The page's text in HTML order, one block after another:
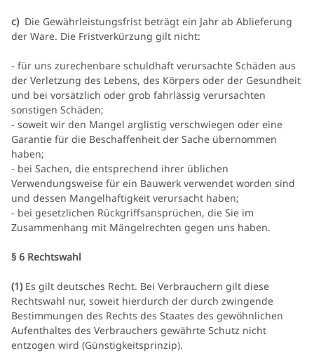
c) Die Gewährleistungsfrist beträgt ein Jahr ab Ablieferung
der Ware. Die Fristverkürzung gilt nicht:
- für uns zurechenbare schuldhaft verursachte Schäden aus
der Verletzung des Lebens, des Körpers oder der Gesundheit
und bei vorsätzlich oder grob fahrlässig verursachten
sonstigen Schäden;
- soweit wir den Mangel arglistig verschwiegen oder eine
Garantie für die Beschaffenheit der Sache übernommen
haben;
- bei Sachen, die entsprechend ihrer üblichen
Verwendungsweise für ein Bauwerk verwendet worden sind
und dessen Mangelhaftigkeit verursacht haben;
- bei gesetzlichen Rückgriffsansprüchen, die Sie im
Zusammenhang mit Mängelrechten gegen uns haben.
§ 6 Rechtswahl
(1)Es gilt deutsches Recht. Bei Verbrauchern gilt diese
Rechtswahl nur, soweit hierdurch der durch zwingende
Bestimmungen des Rechts des Staates des gewöhnlichen
Aufenthaltes des Verbrauchers gewährte Schutz nicht
entzogen wird (Günstigkeitsprinzip).